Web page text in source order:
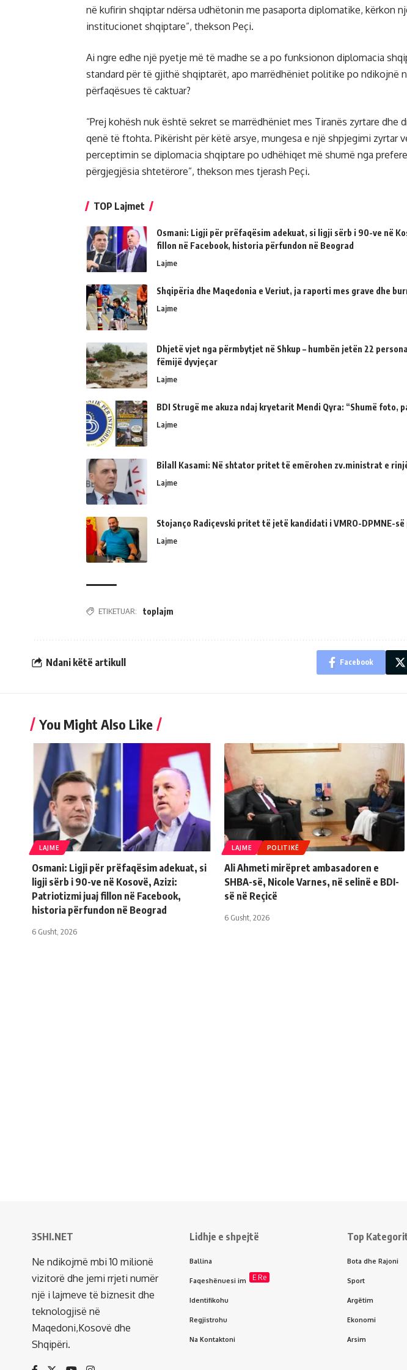
në kufirin shqiptar ndërsa udhëtonin me pasaporta diplomatike, kërkon
institucionet shqiptare”, thekson Peçi.
Ai ngre edhe një pyetje më të madhe se a po funksionon diplomacia
standard për të gjithë shqiptarët, apo marrëdhëniet politike po ndikojnë
përfaqësues të caktuar?
“Prej kohësh nuk është sekret se marrëdhëniet mes Tiranës zyrtare dhe
qenë të ftohta. Pikërisht për këtë arsye, mungesa e një shpjegimi zyrtar
perceptimin se diplomacia shqiptare po udhëhiqet më shumë nga
përgjegjësia shtetërore”, thekson mes tjerash Peçi.
TOP Lajmet
Osmani: Ligji për prëfaqësim adekuat, si ligji sërb i 90-ve në
fillon në Facebook, historia përfundon në Beograd
Lajme
Shqipëria dhe Maqedonia e Veriut, ja raporti mes grave dhe
Lajme
Dhjetë vjet nga përmbytjet në Shkup – humbën jetën 22
fëmijë dyvjeçar
Lajme
BDI Strugë me akuza ndaj kryetarit Mendi Qyra: “Shumë foto,
Lajme
Bilall Kasami: Në shtator pritet të emërohen zv.ministrat e
Lajme
Stojanço Radiçevski pritet të jetë kandidati i VMRO-DPMNE-
Lajme
ETIKETUAR: toplajm
Ndani këtë artikull Facebook
You Might Also Like
LAJME
Osmani: Ligji për prëfaqësim adekuat, si
ligji sërb i 90-ve në Kosovë, Azizi:
Patriotizmi juaj fillon në Facebook,
historia përfundon në Beograd
6 Gusht, 2026
LAJME POLITIKË
Ali Ahmeti mirëpret ambasadoren e
SHBA-së, Nicole Varnes, në selinë e BDI-
së në Reçicë
6 Gusht, 2026
3SHI.NET
Ne ndikojmë mbi 10 milionë
vizitorë dhe jemi rrjeti numër
një i lajmeve të biznesit dhe
teknologjisë në
Maqedoni,Kosovë dhe
Shqipëri.
Lidhje e shpejtë
Ballina
Faqeshënuesi im E Re
Identifikohu
Regjistrohu
Na Kontaktoni
Top
Bota dhe Rajoni
Sport
Argëtim
Ekonomi
Arsim